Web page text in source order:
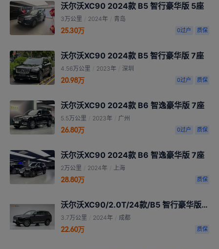
沃尔沃XC90 2024款 B5 智行豪华版 5座
3万公里 2024年 青岛
25.30万 0过户 质保
沃尔沃XC90 2024款 B5 智行豪华版 7座
4.56万公里 2023年 深圳
20.98万 0过户 质保
沃尔沃XC90 2024款 B6 智逸豪华版 7座
5.5万公里 2023年 广州
26.80万 0过户 质保
沃尔沃XC90 2024款 B6 智逸豪华版 7座
2万公里 2024年 上海
28.80万 质保
沃尔沃XC90/2.0T/24款/B5 智行豪华版（5座）
3.7万公里 2024年 成都
22.60万 质保